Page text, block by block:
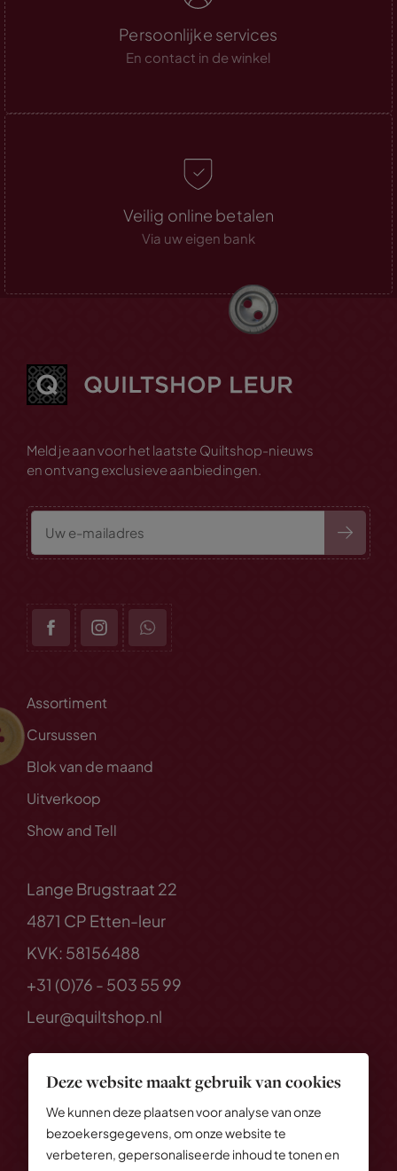
Deze website maakt gebruik van cookies
We kunnen deze plaatsen voor analyse van onze
bezoekersgegevens, om onze website te
verbeteren, gepersonaliseerde inhoud te tonen en
Persoonlijke services
En contact in de winkel
Veilig online betalen
Via uw eigen bank
Meld je aan voor het laatste Quiltshop-nieuws
en ontvang exclusieve aanbiedingen.
Assortiment
Cursussen
Blok van de maand
Uitverkoop
Show and Tell
Lange Brugstraat 22
4871 CP Etten-leur
KVK: 58156488
+31 (0)76 - 503 55 99
Leur@quiltshop.nl